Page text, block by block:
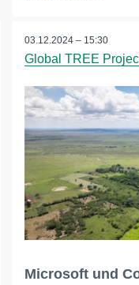
03.12.2024 – 15:30
Global TREE
Microsoft und